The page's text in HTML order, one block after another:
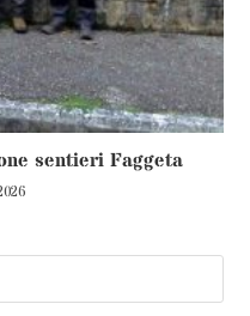
sentieri Faggeta